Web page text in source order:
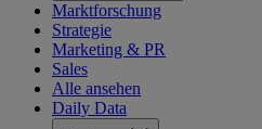
Marktforschung
Strategie
Marketing & PR
Sales
Alle ansehen
Daily Data